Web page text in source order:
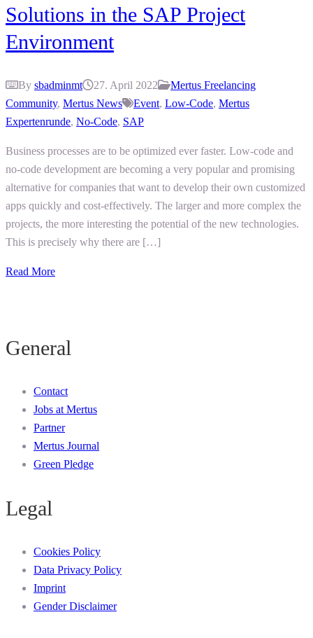
Solutions in the SAP Project
Environment
By sbadminmt 27. April 2022
Mertus Freelancing
Community, Mertus News Event, Low-Code, Mertus
Expertenrunde, No-Code, SAP
Business processes are to be optimized ever faster. Low-code and
no-code development are becoming a very popular and promising
alternative for companies that want to develop their own customized
apps quickly and cost-effectively. The larger and more complex the
projects, the more interesting the potential of the new technologies.
This is precisely why there are […]
Read More
navigation
General
Contact
Jobs at Mertus
Partner
Mertus Journal
Green Pledge
Legal
Cookies Policy
Data Privacy Policy
Imprint
Gender Disclaimer